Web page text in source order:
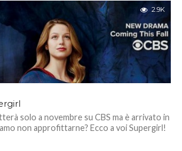
2.9K
solo a novembre su CBS ma è arrivato in
non approfittarne? Ecco a voi Supergirl!